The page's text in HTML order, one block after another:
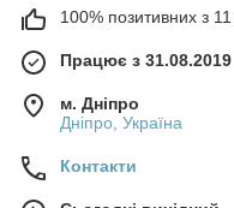
100% позитивних з 11
Працює з 31.08.2019
м. Дніпро
Дніпро, Україна
Контакти